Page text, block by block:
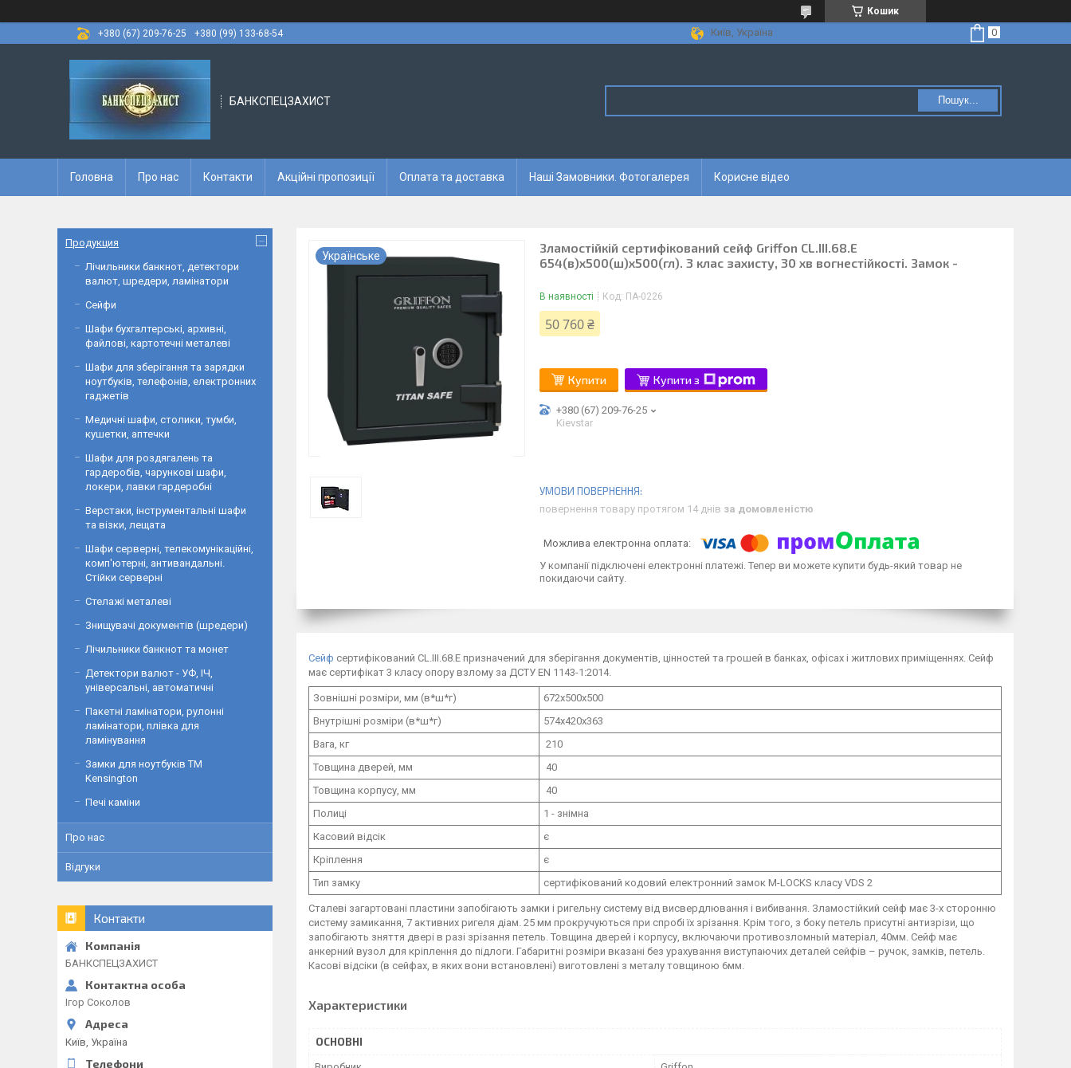
Кошик
+380 (67) 209-76-25
+380 (99) 133-68-54 Київ, Україна
БАНКСПЕЦЗАХИСТ Пошук...
Головна Про нас Контакти Акційні пропозиції Оплата та доставка Наші Замовники. Фотогалерея Корисне відео
Українське
Зламостійкій сертифікований сейф Griffon CL.III.68.Е
654(в)х500(ш)х500(гл). 3 клас захисту, 30 хв вогнестійкості. Замок -
В наявності Код: ПА-0226
50 760 ₴
Купити Купити з
+380 (67) 209-76-25
Kievstar
повернення товару протягом 14 днів за домовленістю
У компанії підключені електронні платежі. Тепер ви можете купити будь-який товар не
покидаючи сайту.
Сейф сертифікований CL.III.68.Е призначений для зберігання документів, цінностей та грошей в банках, офісах і житлових приміщеннях. Сейф
має сертифікат 3 класу опору взлому за ДСТУ EN 1143-1:2014.
Зовнішні розміри, мм (в*ш*г)
672х500х500
Внутрішні розміри (в*ш*г)
574х420х363
Вага, кг
210
Товщина дверей, мм
40
Товщина корпусу, мм
40
Полиці
1 - знімна
Касовий відсік
є
Кріплення
є
Тип замку
сертифікований кодовий електронний замок M-LOCKS класу VDS 2
Сталеві загартовані пластини запобігають замки і ригельну систему від висвердлювання і вибивання. Зламостійкий сейф має 3-х сторонню
систему замикання, 7 активних ригеля діам. 25 мм прокручуються при спробі їх зрізання. Крім того, з боку петель присутні антизрізи, що
запобігають зняття двері в разі зрізання петель. Товщина дверей і корпусу, включаючи противозломный матеріал, 40мм. Сейф має
анкерний вузол для кріплення до підлоги. Габаритні розміри вказані без урахування виступаючих деталей сейфів – ручок, замків, петель.
Касові відсіки (в сейфах, в яких вони встановлені) виготовлені з металу товщиною 6мм.
Характеристики
ОСНОВНІ
Продукция
Лічильники банкнот, детектори
валют, шредери, ламінатори
Сейфи
Шафи бухгалтерські, архивні,
файлові, картотечні металеві
Шафи для зберігання та зарядки
ноутбуків, телефонів, електронних
гаджетів
Медичні шафи, столики, тумби,
кушетки, аптечки
Шафи для роздягалень та
гардеробів, чарункові шафи,
локери, лавки гардеробні
Верстаки, інструментальні шафи
та візки, лещата
Шафи серверні, телекомунікаційні,
комп'ютерні, антивандальні.
Стійки серверні
Стелажі металеві
Знищувачі документів (шредери)
Лічильники банкнот та монет
Детектори валют - УФ, ІЧ,
універсальні, автоматичні
Пакетні ламінатори, рулонні
ламінатори, плівка для
ламінування
Замки для ноутбуків ТМ
Kensington
Печі каміни
Про нас
Відгуки
Контакти
БАНКСПЕЦЗАХИСТ
Ігор Соколов
Київ, Україна